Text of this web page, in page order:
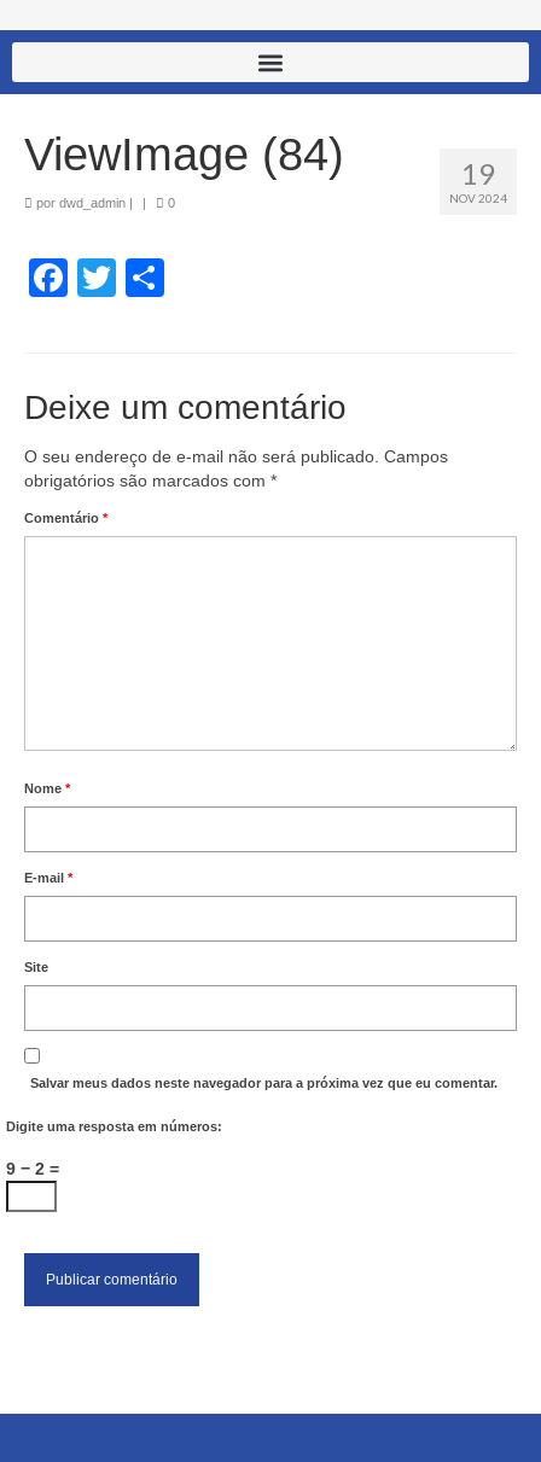
19
NOV 2024
ViewImage (84)
por dwd_admin 0
Facebook
Twitter
Deixe um comentário
O seu endereço de e-mail não será publicado. Campos
obrigatórios são marcados com *
Comentário *
Nome *
E-mail *
Site
Salvar meus dados neste navegador para a próxima vez que eu comentar.
Digite uma resposta em números:
9 − 2 =